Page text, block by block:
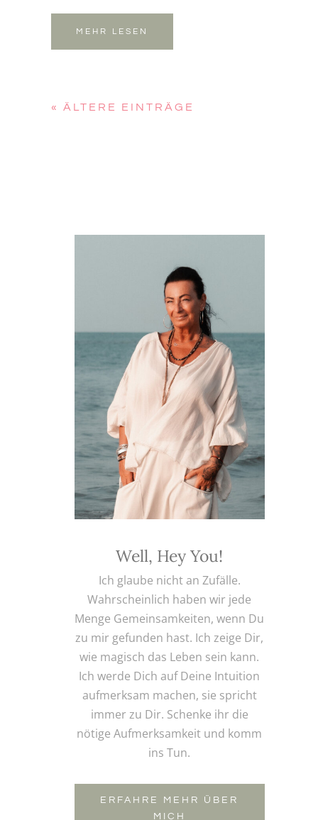
MEHR LESEN
« ÄLTERE EINTRÄGE
Well, Hey You!
Ich glaube nicht an Zufälle.
Wahrscheinlich haben wir jede
Menge Gemeinsamkeiten, wenn Du
zu mir gefunden hast. Ich zeige Dir,
wie magisch das Leben sein kann.
Ich werde Dich auf Deine Intuition
aufmerksam machen, sie spricht
immer zu Dir. Schenke ihr die
nötige Aufmerksamkeit und komm
ins Tun.
ERFAHRE MEHR ÜBER
MICH